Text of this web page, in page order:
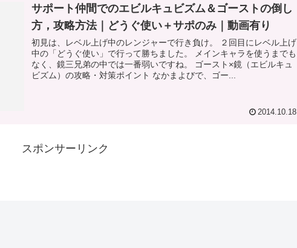
サポート仲間でのエビルキュビズム＆ゴーストの倒し
方，攻略方法｜どうぐ使い＋サポのみ｜動画有り
初見は、レベル上げ中のレンジャーで行き負け。 ２回目にレベル上げ
中の「どうぐ使い」で行って勝ちました。 メインキャラを使うまでも
なく、鏡三兄弟の中では一番弱いですね。 ゴースト×鏡（エビルキュ
ビズム）の攻略・対策ポイント なかまよびで、ゴー...
2014.10.18
スポンサーリンク